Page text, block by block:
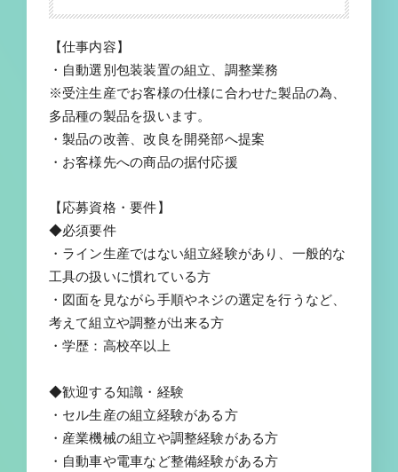
【仕事内容】
・自動選別包装装置の組立、調整業務
※受注生産でお客様の仕様に合わせた製品の為、
多品種の製品を扱います。
・製品の改善、改良を開発部へ提案
・お客様先への商品の据付応援
【応募資格・要件】
◆必須要件
・ライン生産ではない組立経験があり、一般的な
工具の扱いに慣れている方
・図面を見ながら手順やネジの選定を行うなど、
考えて組立や調整が出来る方
・学歴：高校卒以上
◆歓迎する知識・経験
・セル生産の組立経験がある方
・産業機械の組立や調整経験がある方
・自動車や電車など整備経験がある方